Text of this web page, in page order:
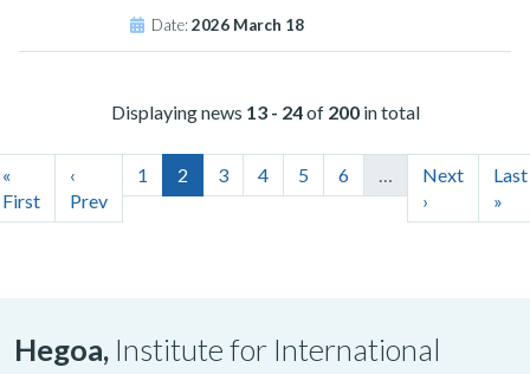
Date:2026 March 18
Displaying news 13 - 24of 200in total
«
First
‹
Prev
1 2 3 4 5 6
Next
›
Last
»
Hegoa, Institute for International